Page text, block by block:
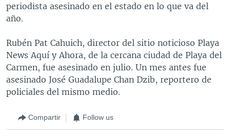
periodista asesinado en el estado en lo que va del
año.
Rubén Pat Cahuich, director del sitio noticioso Playa
News Aquí y Ahora, de la cercana ciudad de Playa del
Carmen, fue asesinado en julio. Un mes antes fue
asesinado José Guadalupe Chan Dzib, reportero de
policiales del mismo medio.
Compartir Follow us